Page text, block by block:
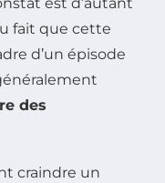
fait que cette
d’un épisode
des
craindre un